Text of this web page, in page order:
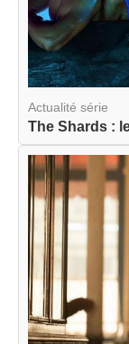
Actualité série
The Shards :